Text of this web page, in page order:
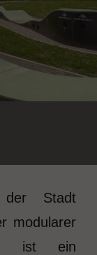
Stadt
modularer
ist ein